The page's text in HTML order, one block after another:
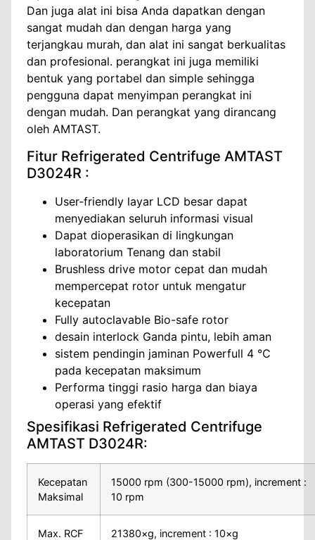
Dan juga alat ini bisa Anda dapatkan dengan
sangat mudah dan dengan harga yang
terjangkau murah, dan alat ini sangat berkualitas
dan profesional. perangkat ini juga memiliki
bentuk yang portabel dan simple sehingga
pengguna dapat menyimpan perangkat ini
dengan mudah. Dan perangkat yang dirancang
oleh AMTAST.
Fitur Refrigerated Centrifuge AMTAST
D3024R :
User-friendly layar LCD besar dapat
menyediakan seluruh informasi visual
Dapat dioperasikan di lingkungan
laboratorium Tenang dan stabil
Brushless drive motor cepat dan mudah
mempercepat rotor untuk mengatur
kecepatan
Fully autoclavable Bio-safe rotor
desain interlock Ganda pintu, lebih aman
sistem pendingin jaminan Powerfull 4 ℃
pada kecepatan maksimum
Performa tinggi rasio harga dan biaya
operasi yang efektif
Spesifikasi Refrigerated Centrifuge
AMTAST D3024R:
Kecepatan
Maksimal
15000 rpm (300-15000 rpm), increment :
10 rpm
Max. RCF 21380×g, increment : 10×g